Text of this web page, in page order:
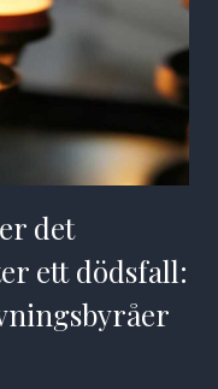
det
ett dödsfall: